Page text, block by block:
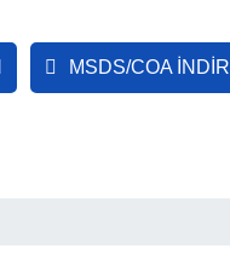
MSDS/COA İNDIR